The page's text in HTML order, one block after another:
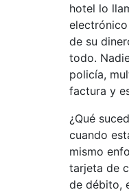
hotel lo
de su
todo.
policía,
factura y
¿Qué
cuando
mismo
tarjeta de
de débito,